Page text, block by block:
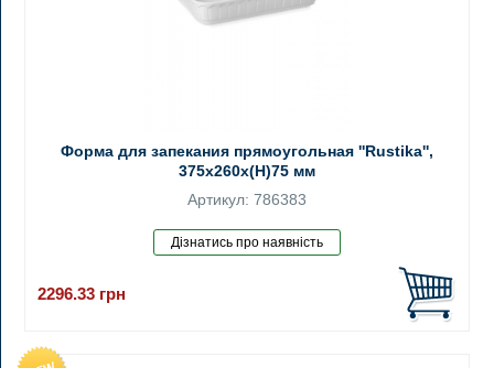
Форма для запекания прямоугольная ''Rustika'',
375x260x(H)75 мм
Артикул: 786383
2296.33 грн